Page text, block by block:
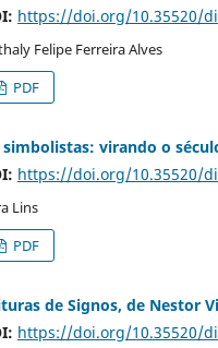
https://doi.org/10.35520/
Felipe Ferreira Alves
PDF
simbolistas: virando o
https://doi.org/10.35520/
Lins
PDF
de Signos, de Nestor
https://doi.org/10.35520/